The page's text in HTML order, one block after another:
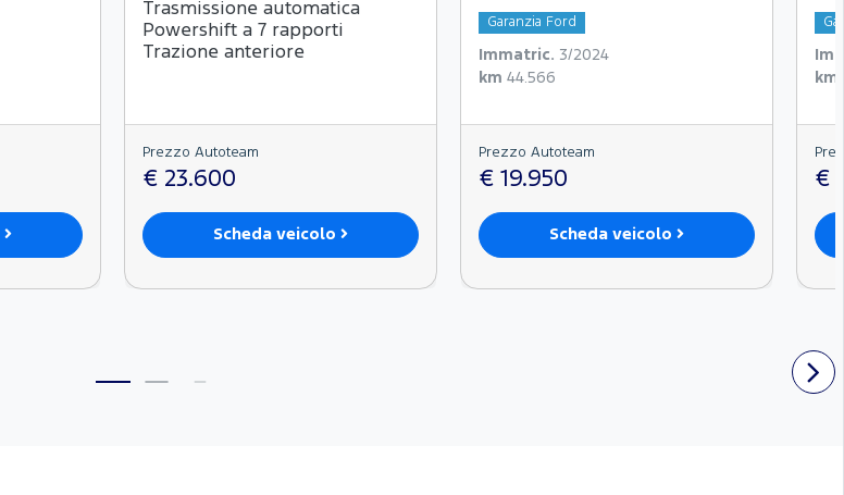
Trasmissione automatica
Powershift a 7 rapporti
Trazione anteriore
Prezzo Autoteam
€ 23.600
Scheda veicolo
Garanzia Ford
Immatric. 3/2024
km 44.566
Prezzo Autoteam
€ 19.950
Scheda veicolo
km
€